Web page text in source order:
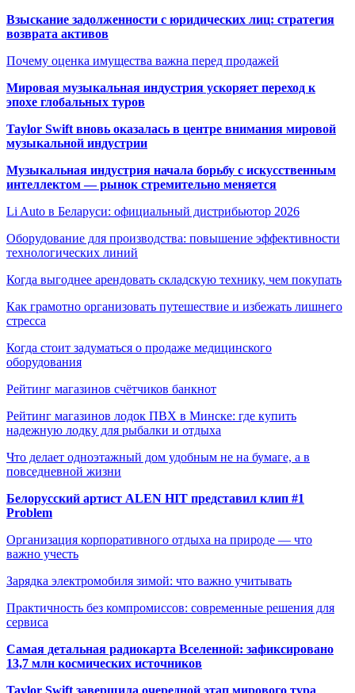
Взыскание задолженности с юридических лиц: стратегия
возврата активов
Почему оценка имущества важна перед продажей
Мировая музыкальная индустрия ускоряет переход к
эпохе глобальных туров
Taylor Swift вновь оказалась в центре внимания мировой
музыкальной индустрии
Музыкальная индустрия начала борьбу с искусственным
интеллектом — рынок стремительно меняется
Li Auto в Беларуси: официальный дистрибьютор 2026
Оборудование для производства: повышение эффективности
технологических линий
Когда выгоднее арендовать складскую технику, чем покупать
Как грамотно организовать путешествие и избежать лишнего
стресса
Когда стоит задуматься о продаже медицинского
оборудования
Рейтинг магазинов счётчиков банкнот
Рейтинг магазинов лодок ПВХ в Минске: где купить
надежную лодку для рыбалки и отдыха
Что делает одноэтажный дом удобным не на бумаге, а в
повседневной жизни
Белорусский артист ALEN HIT представил клип #1
Problem
Организация корпоративного отдыха на природе — что
важно учесть
Зарядка электромобиля зимой: что важно учитывать
Практичность без компромиссов: современные решения для
сервиса
Самая детальная радиокарта Вселенной: зафиксировано
13,7 млн космических источников
Taylor Swift завершила очередной этап мирового тура